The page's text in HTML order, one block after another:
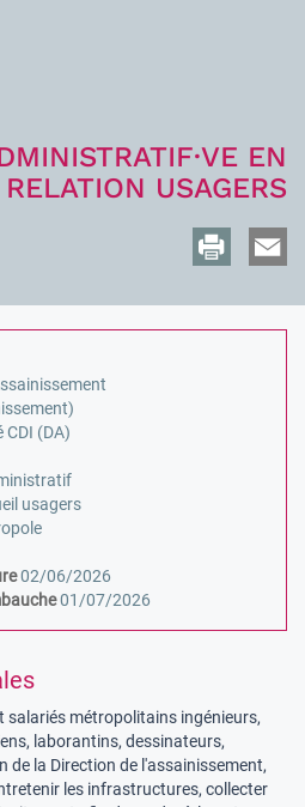
EN
USAGERS
CDI (DA)
usagers
02/06/2026
01/07/2026
salariés métropolitains ingénieurs,
laborantins, dessinateurs,
de la Direction de l'assainissement,
les infrastructures, collecter